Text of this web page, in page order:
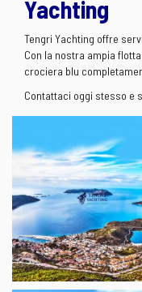
Yachting
Tengri Yachting offre
Con la nostra ampia
crociera blu
Contattaci oggi stesso e